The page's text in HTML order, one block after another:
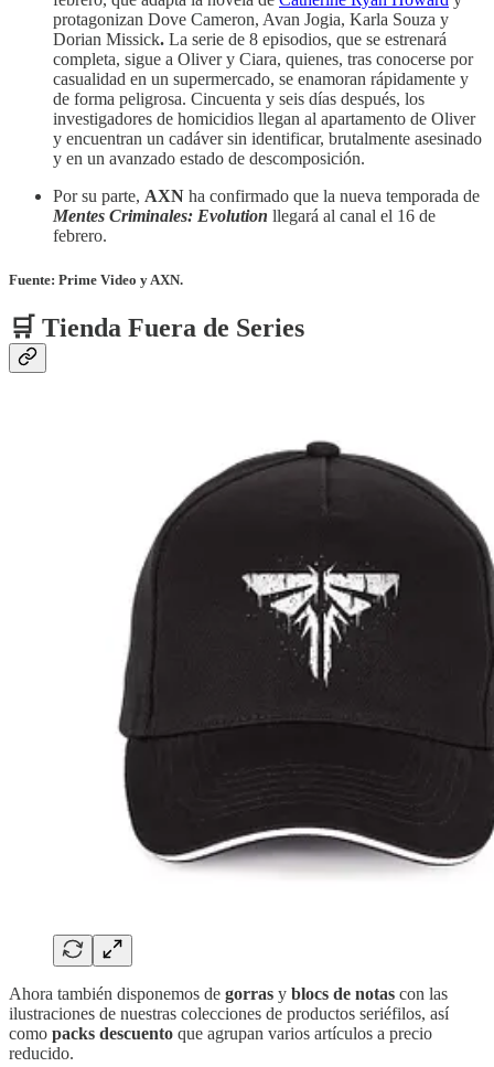
protagonizan Dove Cameron, Avan Jogia, Karla Souza y
Dorian Missick. La serie de 8 episodios, que se estrenará
completa, sigue a Oliver y Ciara, quienes, tras conocerse por
casualidad en un supermercado, se enamoran rápidamente y
de forma peligrosa. Cincuenta y seis días después, los
investigadores de homicidios llegan al apartamento de Oliver
y encuentran un cadáver sin identificar, brutalmente asesinado
y en un avanzado estado de descomposición.
Por su parte, AXN ha confirmado que la nueva temporada de
Mentes Criminales: Evolution llegará al canal el 16 de
febrero.
Fuente: Prime Video y AXN.
🛒 Tienda Fuera de Series
Ahora también disponemos de gorras y blocs de notas con las
ilustraciones de nuestras colecciones de productos seriéfilos, así
como packs descuento que agrupan varios artículos a precio
reducido.